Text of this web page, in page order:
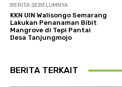
BERITA SEBELUMNYA
KKN UIN Walisongo Semarang
Lakukan Penanaman Bibit
Mangrove di Tepi Pantai
Desa Tanjungmojo
BERITA TERKAIT